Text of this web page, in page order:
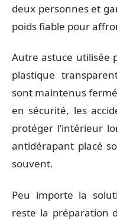
deux personnes et
poids fiable pour
Autre astuce utilisée
plastique
sont maintenus
en sécurité, les
protéger l’intérieur
antidérapant placé
souvent.
Peu importe la
reste la préparation